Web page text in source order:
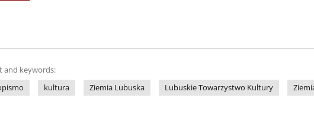
and keywords:
kultura Ziemia Lubuska Lubuskie Towarzystwo Kultury